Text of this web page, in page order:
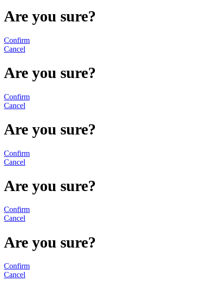
Are you sure?
Confirm
Cancel
Are you sure?
Confirm
Cancel
Are you sure?
Confirm
Cancel
Are you sure?
Confirm
Cancel
Are you sure?
Confirm
Cancel